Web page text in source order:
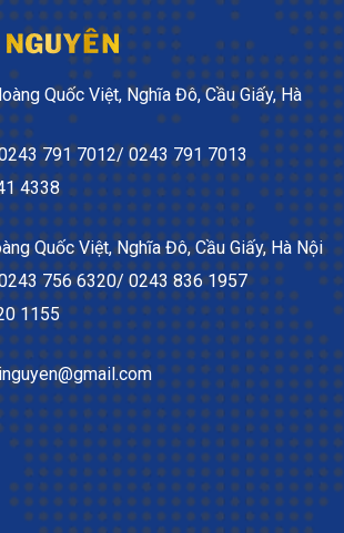
Quốc Việt, Nghĩa Đô, Cầu Giấy, Hà
791 7012/ 0243 791 7013
4338
Quốc Việt, Nghĩa Đô, Cầu Giấy, Hà Nội
756 6320/ 0243 836 1957
1155